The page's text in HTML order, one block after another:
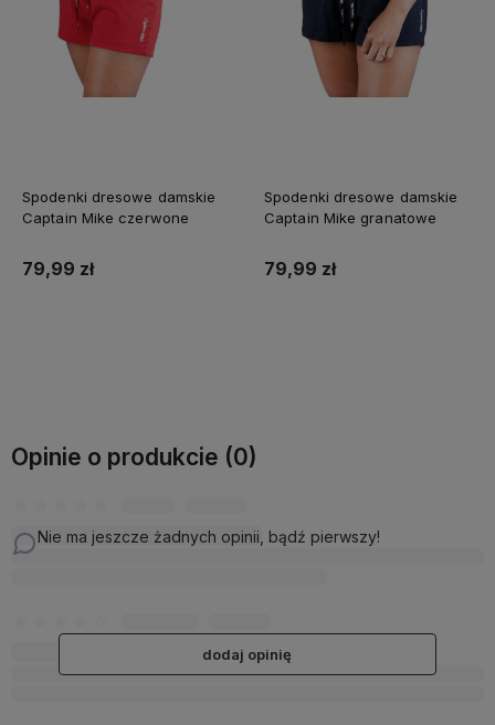
Spodenki dresowe damskie
Captain Mike czerwone
79,99 zł
Spodenki dresowe damskie
Captain Mike granatowe
79,99 zł
Opinie o produkcie (0)
Nie ma jeszcze żadnych opinii, bądź pierwszy!
dodaj opinię